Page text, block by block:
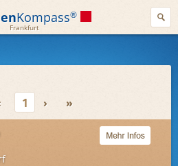
Kompass®
Frankfurt
1 › »